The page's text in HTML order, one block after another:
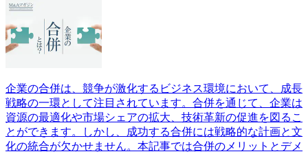
企業の合併は、競争が激化するビジネス環境において、成長
戦略の一環として注目されています。合併を通じて、企業は
資源の最適化や市場シェアの拡大、技術革新の促進を図るこ
とができます。しかし、成功する合併には戦略的な計画と文
化の統合が欠かせません。本記事では合併のメリットとデメ